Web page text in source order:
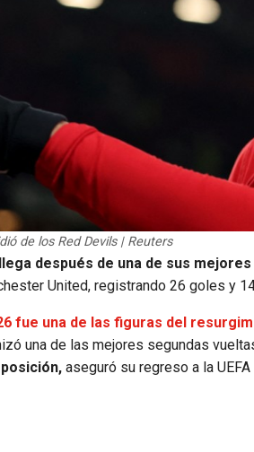
de los Red Devils | Reuters
después de una de sus
United, registrando 26 goles y
fue una de las figuras del
una de las mejores segundas
aseguró su regreso a la